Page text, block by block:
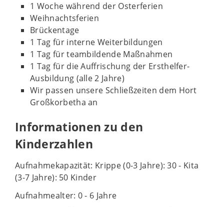
1 Woche während der Osterferien
Weihnachtsferien
Brückentage
1 Tag für interne Weiterbildungen
1 Tag für teambildende Maßnahmen
1 Tag für die Auffrischung der Ersthelfer-
Ausbildung (alle 2 Jahre)
Wir passen unsere Schließzeiten dem Hort
Großkorbetha an
Informationen zu den
Kinderzahlen
Aufnahmekapazität: Krippe (0-3 Jahre): 30 - Kita
(3-7 Jahre): 50 Kinder
Aufnahmealter: 0 - 6 Jahre